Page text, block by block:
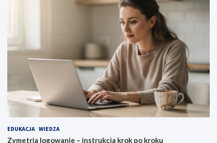
EDUKACJA WIEDZA
Zymetria logowanie – instrukcja krok po kroku